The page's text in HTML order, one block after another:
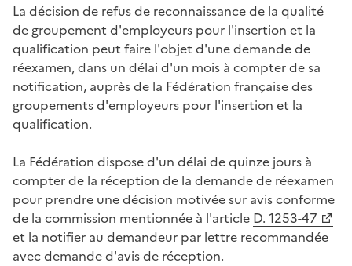
La décision de refus de reconnaissance de la qualité
de groupement d'employeurs pour l'insertion et la
qualification peut faire l'objet d'une demande de
réexamen, dans un délai d'un mois à compter de sa
notification, auprès de la Fédération française des
groupements d'employeurs pour l'insertion et la
qualification.
La Fédération dispose d'un délai de quinze jours à
compter de la réception de la demande de réexamen
pour prendre une décision motivée sur avis conforme
de la commission mentionnée à l'article D. 1253-47
et la notifier au demandeur par lettre recommandée
avec demande d'avis de réception.